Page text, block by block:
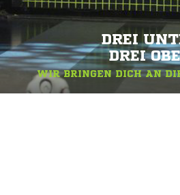
DREI
DREI
WIR BRINGEN DICH AN